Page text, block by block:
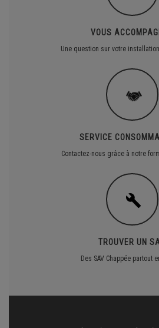
VOUS
Une question sur votre
SERVICE
Contactez-nous grâce à notre
TROUVER UN
Des SAV Chappée partout